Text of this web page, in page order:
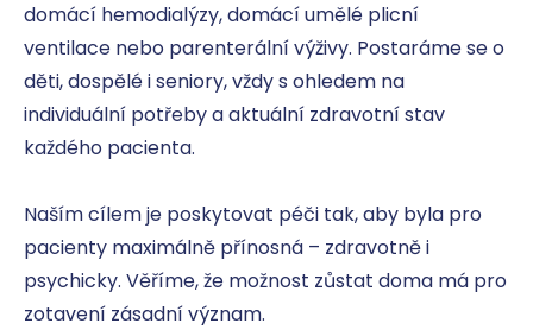
domácí hemodialýzy, domácí umělé plicní
ventilace nebo parenterální výživy. Postaráme se o
děti, dospělé i seniory, vždy s ohledem na
individuální potřeby a aktuální zdravotní stav
každého pacienta.
Naším cílem je poskytovat péči tak, aby byla pro
pacienty maximálně přínosná – zdravotně i
psychicky. Věříme, že možnost zůstat doma má pro
zotavení zásadní význam.